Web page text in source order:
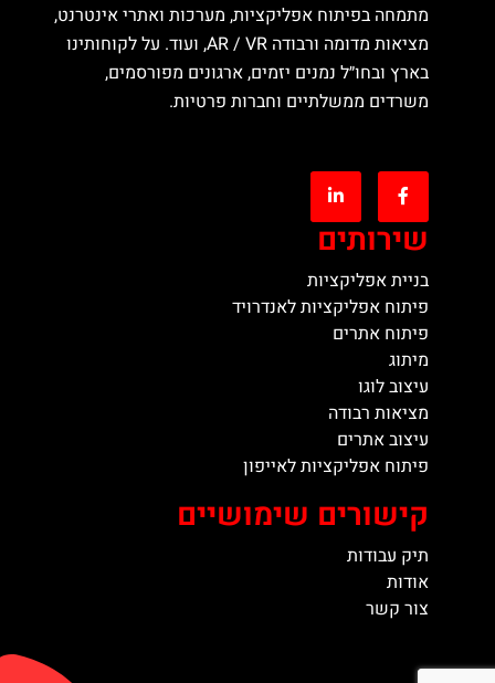
מתמחה בפיתוח אפליקציות, מערכות ואתרי אינטרנט,
מציאות מדומה ורבודה AR / VR, ועוד. על לקוחותינו
בארץ ובחו״ל נמנים יזמים, ארגונים מפורסמים,
משרדים ממשלתיים וחברות פרטיות.
שירותים
בניית אפליקציות
פיתוח אפליקציות לאנדרויד
פיתוח אתרים
מיתוג
עיצוב לוגו
מציאות רבודה
עיצוב אתרים
פיתוח אפליקציות לאייפון
קישורים שימושיים
תיק עבודות
אודות
צור קשר